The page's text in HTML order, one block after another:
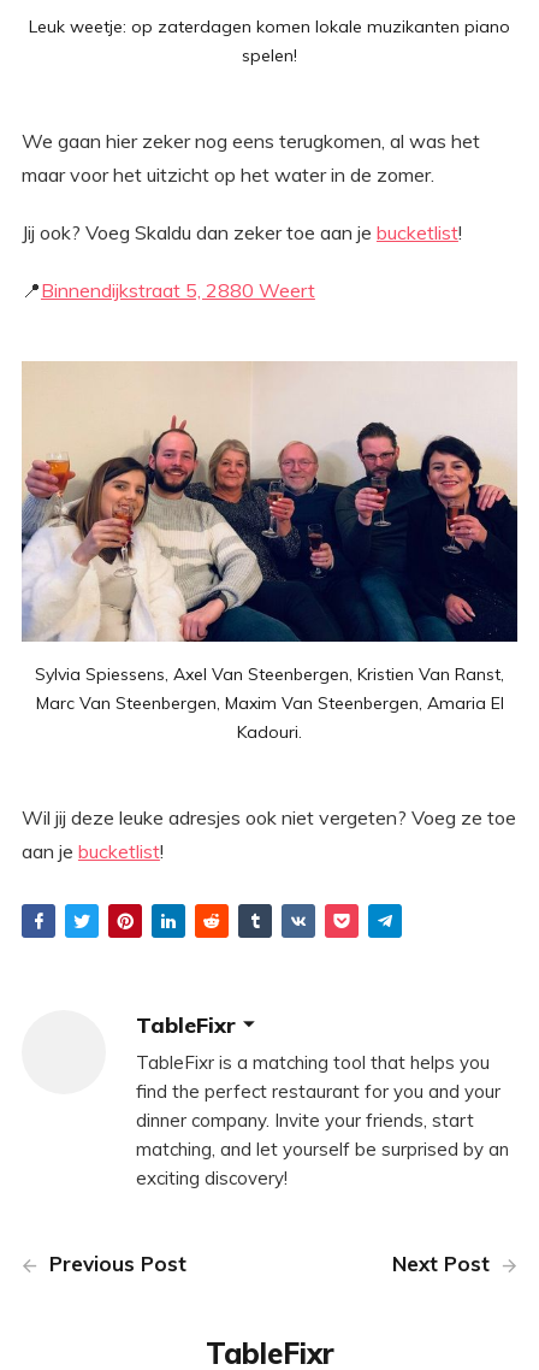
Leuk weetje: op zaterdagen komen lokale muzikanten piano
spelen!
We gaan hier zeker nog eens terugkomen, al was het
maar voor het uitzicht op het water in de zomer.
Jij ook? Voeg Skaldu dan zeker toe aan je bucketlist!
📍Binnendijkstraat 5, 2880 Weert
Sylvia Spiessens, Axel Van Steenbergen, Kristien Van Ranst,
Marc Van Steenbergen, Maxim Van Steenbergen, Amaria El
Kadouri.
Wil jij deze leuke adresjes ook niet vergeten? Voeg ze toe
aan je bucketlist!
TableFixr
TableFixr is a matching tool that helps you
find the perfect restaurant for you and your
dinner company. Invite your friends, start
matching, and let yourself be surprised by an
exciting discovery!
Previous Post Next Post
TableFixr